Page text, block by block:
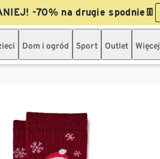
-70% na drugie spodnie👖
Dom i ogród Sport Outlet Więcej